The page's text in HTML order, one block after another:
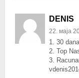
DENIS
22. маја
1. 30 dana
2. Top
3.